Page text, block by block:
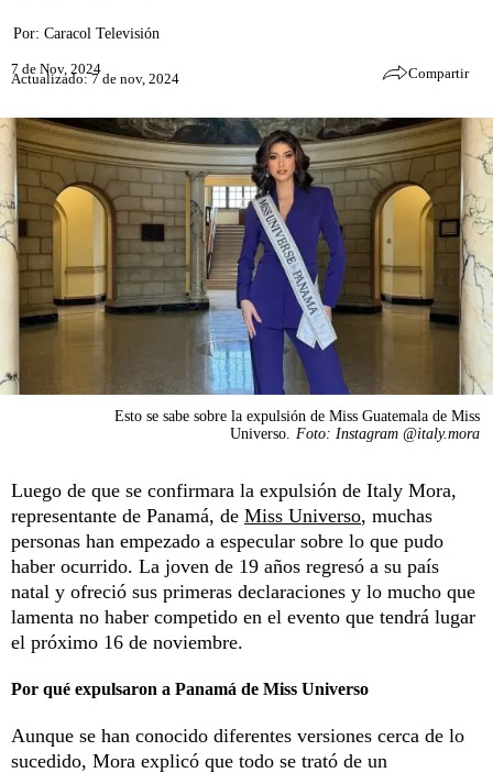
Por: Caracol Televisión
7 de Nov, 2024
Actualizado: 7 de nov, 2024 Compartir
Esto se sabe sobre la expulsión de Miss Guatemala de Miss
Universo.
Foto: Instagram @italy.mora
Luego de que se confirmara la expulsión de Italy Mora,
representante de Panamá, de Miss Universo, muchas
personas han empezado a especular sobre lo que pudo
haber ocurrido. La joven de 19 años regresó a su país
natal y ofreció sus primeras declaraciones y lo mucho que
lamenta no haber competido en el evento que tendrá lugar
el próximo 16 de noviembre.
Por qué expulsaron a Panamá de Miss Universo
Aunque se han conocido diferentes versiones cerca de lo
sucedido, Mora explicó que todo se trató de un